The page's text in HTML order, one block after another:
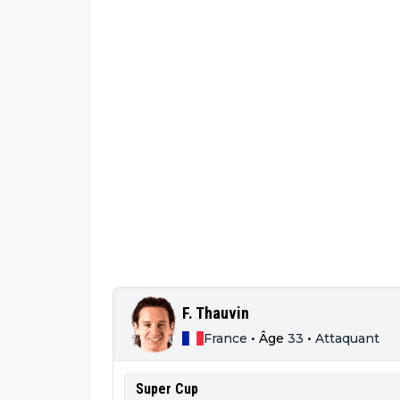
F. Thauvin
France • Âge 33 • Attaquant
Super Cup